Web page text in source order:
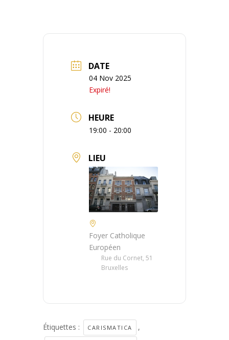
DATE
04 Nov 2025
Expiré!
HEURE
19:00 - 20:00
LIEU
Foyer Catholique
Européen
Rue du Cornet, 51
Bruxelles
Étiquettes : CARISMATICA
,